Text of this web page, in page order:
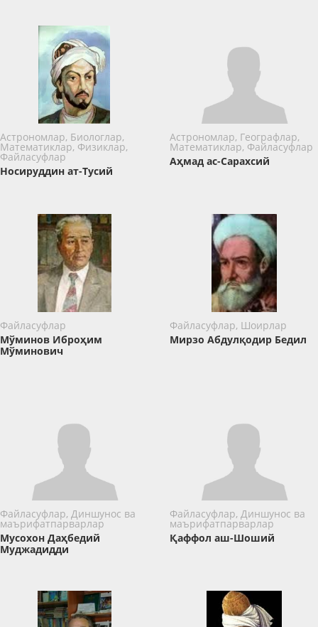
Астрономлар, Биологлар,
Математиклар, Физиклар,
Файласуфлар
Носируддин ат-Тусий
Астрономлар, Географлар,
Математиклар, Файласуфлар
Аҳмад ас-Сарахсий
Файласуфлар
Мўминов Иброҳим
Мўминович
Файласуфлар, Шоирлар
Мирзо Абдулқодир Бедил
Файласуфлар, Диншунос ва
маърифатпарварлар
Мусохон Даҳбедий
Муджадидди
Файласуфлар, Диншунос ва
маърифатпарварлар
Қаффол аш-Шоший